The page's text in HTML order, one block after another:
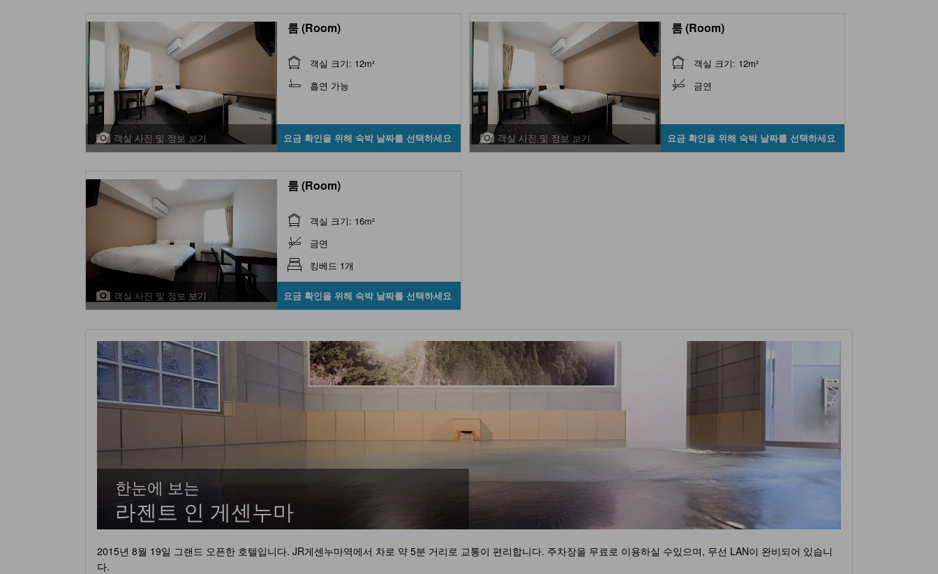
객실 사진 및 정보 보기
룸 (Room)
객실 크기: 12m²
흡연 가능
요금 확인을 위해 숙박 날짜를 선택하세요 객실 사진 및 정보 보기
룸 (Room)
객실 크기: 12m²
금연
요금 확인을 위해 숙박 날짜를 선택하세요
객실 사진 및 정보 보기
룸 (Room)
객실 크기: 16m²
금연
킹베드 1개
요금 확인을 위해 숙박 날짜를 선택하세요
한눈에 보는
라젠트 인 게센누마
2015년 8월 19일 그랜드 오픈한 호텔입니다. JR게센누마역에서 차로 약 5분 거리로 교통이 편리합니다. 주차장을 무료로 이용하실 수있으며, 무선 LAN이 완비되어 있습니
다.